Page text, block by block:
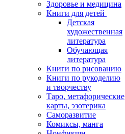
Здоровье и медицина
Книги для детей
Детская
художественная
литература
Обучающая
литература
Книги по рисованию
Книги по рукоделию
и творчеству
Таро, метафорические
карты, эзотерика
Саморазвитие
Комиксы, манга